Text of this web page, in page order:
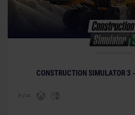
© [Translate to
CONSTRUCTION SIMULATOR 3